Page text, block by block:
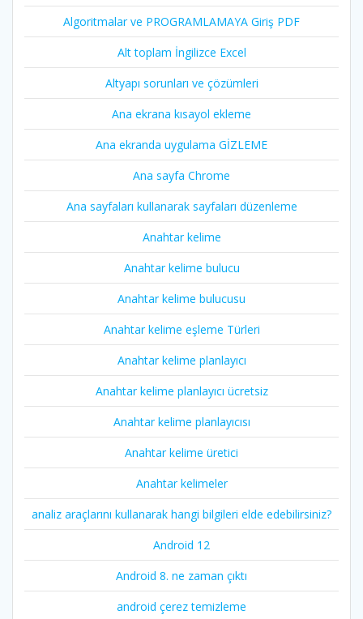
Algoritmalar ve PROGRAMLAMAYA Giriş PDF
Alt toplam İngilizce Excel
Altyapı sorunları ve çözümleri
Ana ekrana kısayol ekleme
Ana ekranda uygulama GİZLEME
Ana sayfa Chrome
Ana sayfaları kullanarak sayfaları düzenleme
Anahtar kelime
Anahtar kelime bulucu
Anahtar kelime bulucusu
Anahtar kelime eşleme Türleri
Anahtar kelime planlayıcı
Anahtar kelime planlayıcı ücretsiz
Anahtar kelime planlayıcısı
Anahtar kelime üretici
Anahtar kelimeler
analiz araçlarını kullanarak hangi bilgileri elde edebilirsiniz?
Android 12
Android 8. ne zaman çıktı
android çerez temizleme